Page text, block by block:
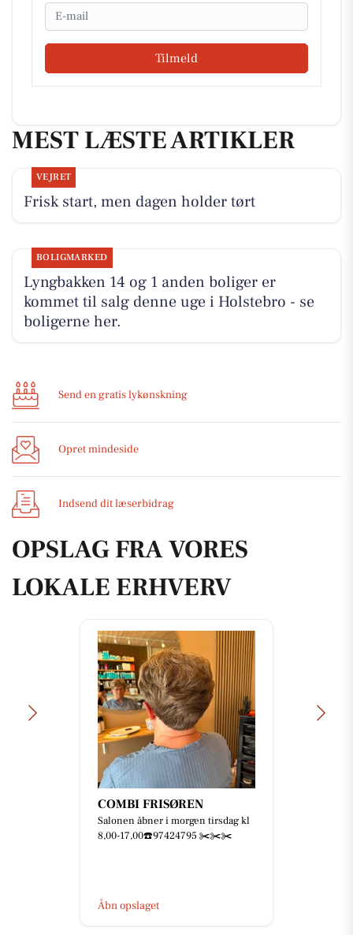
Email
Tilmeld
MEST LÆSTE ARTIKLER
VEJRET
Frisk start, men dagen holder tørt
BOLIGMARKED
Lyngbakken 14 og 1 anden boliger er
kommet til salg denne uge i Holstebro - se
boligerne her.
Send en gratis lykønskning
Opret mindeside
Indsend dit læserbidrag
OPSLAG FRA VORES
LOKALE ERHVERV
COMBI FRISØREN
Salonen åbner i morgen tirsdag kl
8,00-17,00☎️97424795 ✂️✂️✂️
Åbn opslaget